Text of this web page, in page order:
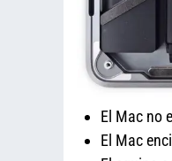
El Mac no
El Mac